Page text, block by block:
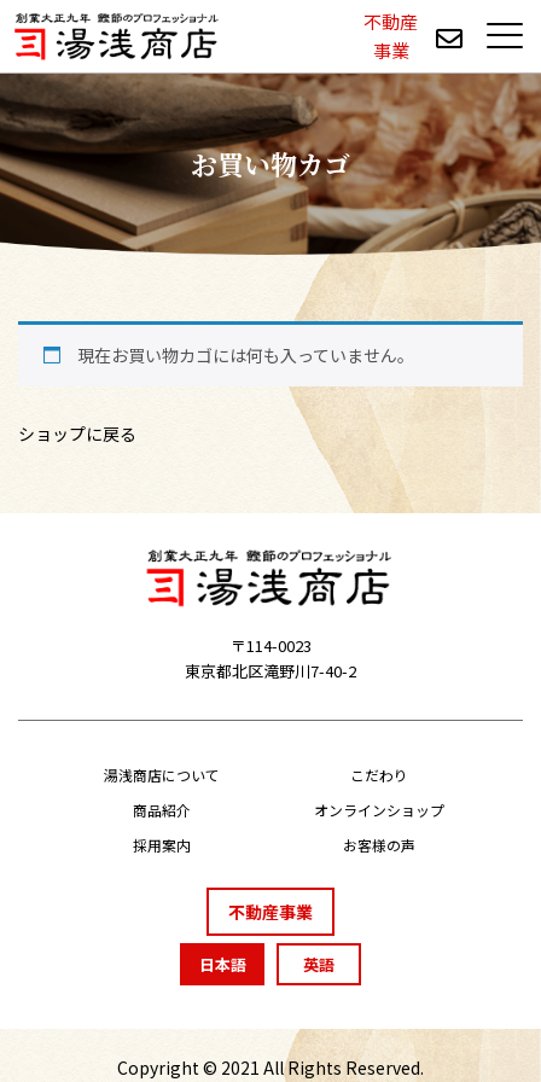
不動産
事業
お買い物カゴ
現在お買い物カゴには何も入っていません。
ショップに戻る
〒114-0023
東京都北区滝野川7-40-2
湯浅商店について
こだわり
商品紹介
オンラインショップ
採用案内
お客様の声
不動産事業
日本語 英語
Copyright © 2021 All Rights Reserved.